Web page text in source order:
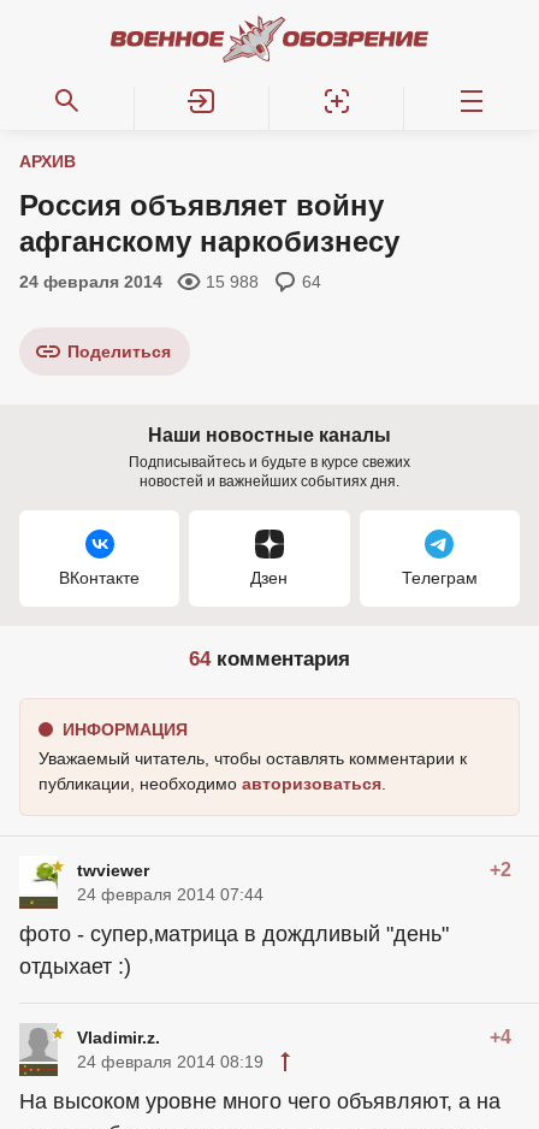
АРХИВ
Россия объявляет войну
афганскому наркобизнесу
24 февраля 2014 15 988 64
Поделиться
Наши новостные каналы
Подписывайтесь и будьте в курсе свежих
новостей и важнейших событиях дня.
ВКонтакте Дзен Телеграм
64комментария
ИНФОРМАЦИЯ
Уважаемый читатель, чтобы оставлять комментарии к
публикации, необходимо авторизоваться
twviewer +2
24 февраля 2014 07:44
фото - супер,матрица в дождливый "день"
отдыхает :)
Vladimir.z. +4
24 февраля 2014 08:19
На высоком уровне много чего объявляют, а на